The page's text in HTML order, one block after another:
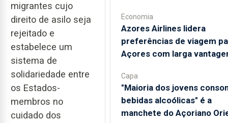
migrantes cujo
direito de asilo seja
rejeitado e
estabelece um
sistema de
solidariedade entre
os Estados-
membros no
cuidado dos
Economia
Azores Airlines lidera
preferências de viagem
Açores com larga
Capa
"Maioria dos jovens
bebidas alcoólicas" é a
manchete do Açoriano